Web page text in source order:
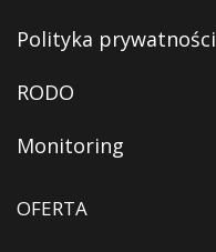
Polityka prywatności
RODO
Monitoring
OFERTA